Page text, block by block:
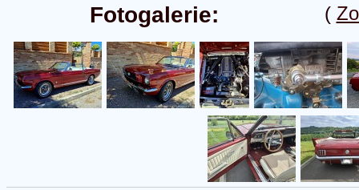
(
Fotogalerie: